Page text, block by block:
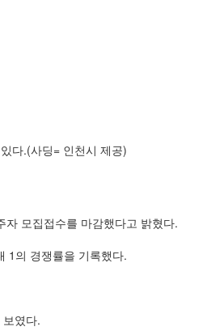
다.(사딩= 인천시 제공)
자 모집접수를 마감했다고 밝혔다.
1의 경쟁률을 기록했다.
였다.